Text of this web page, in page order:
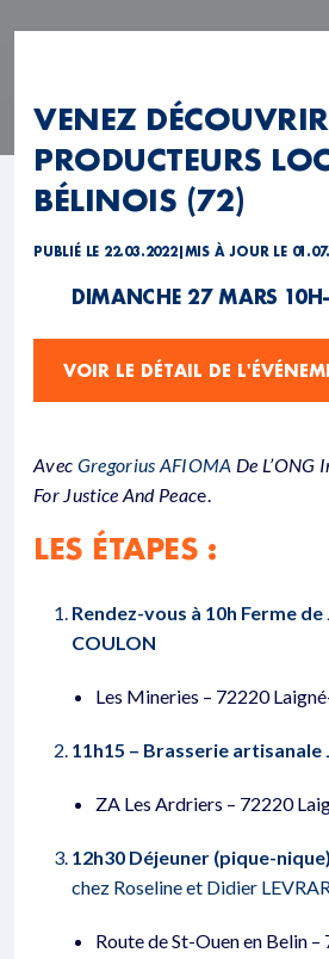
VENEZ
PRODUCTEURS
BÉLINOIS (72)
PUBLIÉ LE 22.03.2022| MIS À JOUR LE
DIMANCHE 27 MARS
VOIR LE DÉTAIL DE
Avec Gregorius AFIOMA De L’ONG
For Justice And PeacE.
LES ÉTAPES :
Rendez-vous à 10h Ferme
COULON
Les Mineries – 72220
11h15 – Brasserie artisanale
ZA Les Ardriers – 72220
12h30 Déjeuner (pique-
chez Roseline et Didier
Route de St-Ouen en Belin